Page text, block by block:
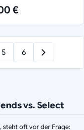
€
5 6
vs. Select
steht oft vor der Frage: